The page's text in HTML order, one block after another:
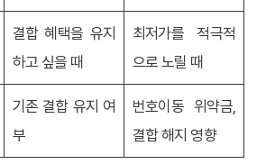
결합 혜택을 유지
하고 싶을 때
최저가를 적극적
으로 노릴 때
기존 결합 유지 여
부
번호이동 위약금,
결합 해지 영향